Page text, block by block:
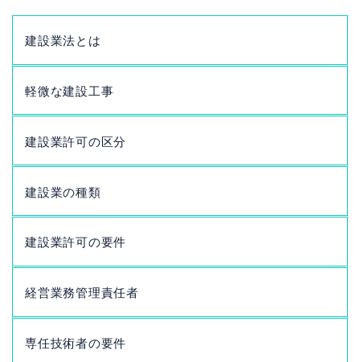
建設業法とは
軽微な建設工事
建設業許可の区分
建設業の種類
建設業許可の要件
経営業務管理責任者
専任技術者の要件